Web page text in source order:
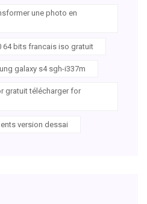
une photo en
64 bits francais iso gratuit
galaxy s4 sgh-i337m
gratuit télécharger for
version dessai